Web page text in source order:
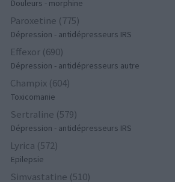
Douleurs - morphine
Paroxetine (775)
Dépression - antidépresseurs IRS
Effexor (690)
Dépression - antidépresseurs autre
Champix (604)
Toxicomanie
Sertraline (579)
Dépression - antidépresseurs IRS
Lyrica (572)
Epilepsie
Simvastatine (510)